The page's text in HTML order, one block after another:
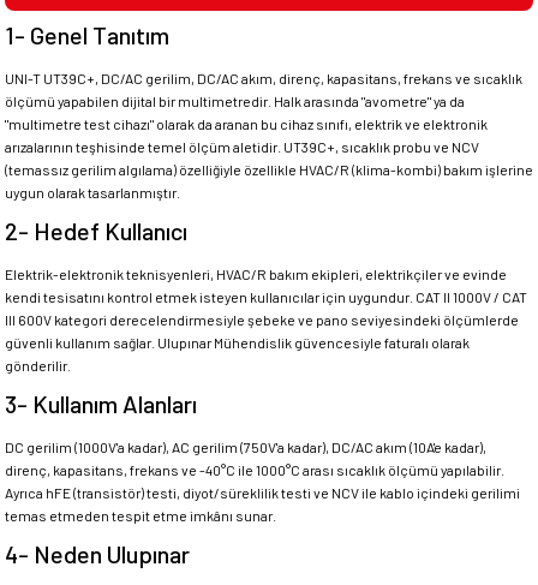
1- Genel Tanıtım
UNI-T UT39C+, DC/AC gerilim, DC/AC akım, direnç, kapasitans, frekans ve sıcaklık
ölçümü yapabilen dijital bir multimetredir. Halk arasında "avometre" ya da
"multimetre test cihazı" olarak da aranan bu cihaz sınıfı, elektrik ve elektronik
arızalarının teşhisinde temel ölçüm aletidir. UT39C+, sıcaklık probu ve NCV
(temassız gerilim algılama) özelliğiyle özellikle HVAC/R (klima-kombi) bakım işlerine
uygun olarak tasarlanmıştır.
2- Hedef Kullanıcı
Elektrik-elektronik teknisyenleri, HVAC/R bakım ekipleri, elektrikçiler ve evinde
kendi tesisatını kontrol etmek isteyen kullanıcılar için uygundur. CAT II 1000V / CAT
III 600V kategori derecelendirmesiyle şebeke ve pano seviyesindeki ölçümlerde
güvenli kullanım sağlar. Ulupınar Mühendislik güvencesiyle faturalı olarak
gönderilir.
3- Kullanım Alanları
DC gerilim (1000V'a kadar), AC gerilim (750V'a kadar), DC/AC akım (10A'e kadar),
direnç, kapasitans, frekans ve -40°C ile 1000°C arası sıcaklık ölçümü yapılabilir.
Ayrıca hFE (transistör) testi, diyot/süreklilik testi ve NCV ile kablo içindeki gerilimi
temas etmeden tespit etme imkânı sunar.
4- Neden Ulupınar